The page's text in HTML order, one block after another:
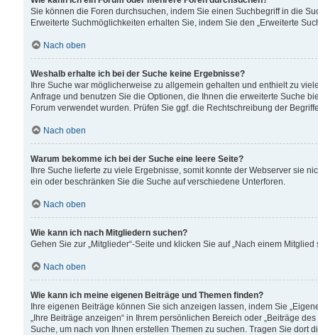
Sie können die Foren durchsuchen, indem Sie einen Suchbegriff in die
Erweiterte Suchmöglichkeiten erhalten Sie, indem Sie den „Erweiterte
Nach oben
Weshalb erhalte ich bei der Suche keine Ergebnisse?
Ihre Suche war möglicherweise zu allgemein gehalten und enthielt zu
Anfrage und benutzen Sie die Optionen, die Ihnen die erweiterte Suche
Forum verwendet wurden. Prüfen Sie ggf. die Rechtschreibung der
Nach oben
Warum bekomme ich bei der Suche eine leere Seite?
Ihre Suche lieferte zu viele Ergebnisse, somit konnte der Webserver sie
ein oder beschränken Sie die Suche auf verschiedene Unterforen.
Nach oben
Wie kann ich nach Mitgliedern suchen?
Gehen Sie zur „Mitglieder“-Seite und klicken Sie auf „Nach einem Mitglied
Nach oben
Wie kann ich meine eigenen Beiträge und Themen finden?
Ihre eigenen Beiträge können Sie sich anzeigen lassen, indem Sie
„Ihre Beiträge anzeigen“ in Ihrem persönlichen Bereich oder „Beiträge
Suche, um nach von Ihnen erstellen Themen zu suchen. Tragen Sie dort